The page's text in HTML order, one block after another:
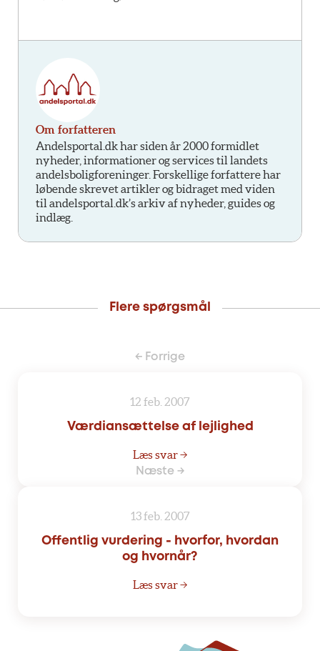
Om forfatteren
Andelsportal.dk har siden år 2000 formidlet
nyheder, informationer og services til landets
andelsboligforeninger. Forskellige forfattere har
løbende skrevet artikler og bidraget med viden
til andelsportal.dk’s arkiv af nyheder, guides og
indlæg.
Flere spørgsmål
← Forrige
12 feb. 2007
Værdiansættelse af lejlighed
Læs svar →
Næste →
13 feb. 2007
Offentlig vurdering - hvorfor, hvordan
og hvornår?
Læs svar →